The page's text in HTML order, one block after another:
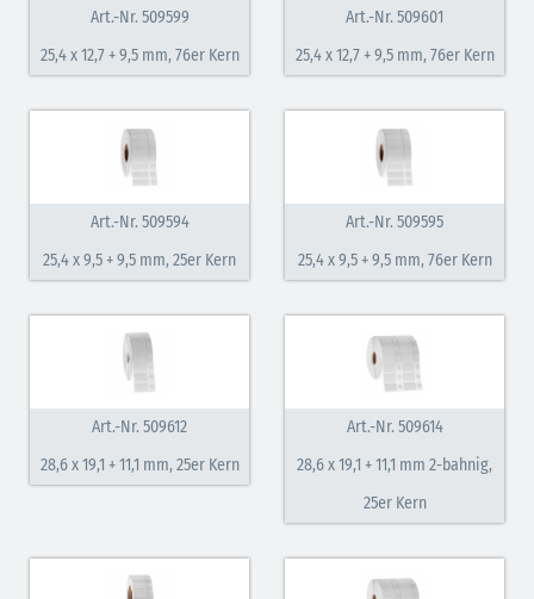
Art.-Nr. 509599
25,4 x 12,7 + 9,5 mm, 76er Kern
Art.-Nr. 509601
25,4 x 12,7 + 9,5 mm, 76er Kern
Art.-Nr. 509594
25,4 x 9,5 + 9,5 mm, 25er Kern
Art.-Nr. 509595
25,4 x 9,5 + 9,5 mm, 76er Kern
Art.-Nr. 509612
28,6 x 19,1 + 11,1 mm, 25er Kern
Art.-Nr. 509614
28,6 x 19,1 + 11,1 mm 2-bahnig,
25er Kern